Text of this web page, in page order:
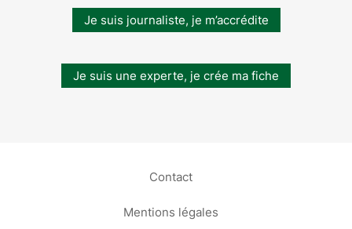
Je suis journaliste, je m’accrédite
Je suis une experte, je crée ma fiche
Contact
Mentions légales